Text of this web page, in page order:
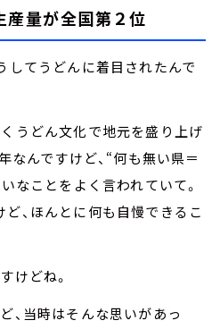
産量が全国第２位
してうどんに着目されたんで
うどん文化で地元を盛り上げ
なんですけど、“何も無い県＝
なことをよく言われていて。
、ほんとに何も自慢できるこ
けどね。
、当時はそんな思いがあっ